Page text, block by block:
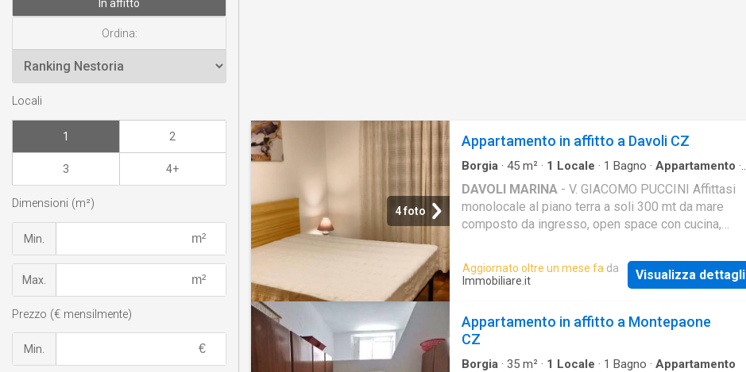
4 foto
Appartamento in affitto a Davoli CZ
Borgia · 45 m² · 1 Locale · 1 Bagno · Appartamento ·
DAVOLI MARINA - V. GIACOMO PUCCINI Affittasi
monolocale al piano terra a soli 300 mt da mare
composto da ingresso, open space con cucina,
Aggiornato oltre un mese fa da
Immobiliare.it
Visualizza dettagli
Appartamento in affitto a Montepaone
CZ
Borgia · 35 m² · 1 Locale · 1 Bagno · Appartamento
In affitto
Ordina:
Locali
1 2
3 4+
Dimensioni (m²)
Min.
Max.
Prezzo (€ mensilmente)
Min.